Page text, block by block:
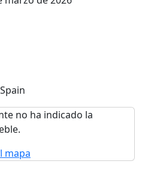
no ha indicado la
mapa